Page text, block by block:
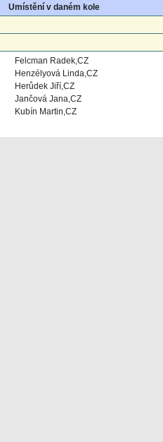
Umístění v daném kole
Felcman Radek,CZ
Henzélyová Linda,CZ
Herůdek Jiří,CZ
Jančová Jana,CZ
Kubín Martin,CZ